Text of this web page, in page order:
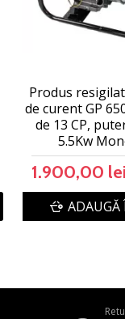
Produs
de curent GP
de 13 CP,
5.5Kw
1.900,00 lei
ADAUGĂ